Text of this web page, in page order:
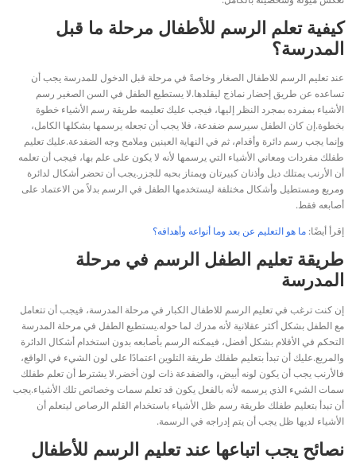
كيفية تعلم الرسم للأطفال مرحلة ما قبل
المدرسة؟
عند تعليم الرسم للاطفال الصغار وخاصةً في مرحلة قبل الدخول للمدرسة يجب أن
تساعده عن طريق إحضار نماذج ليقلدها.لا يستطيع الطفل في السن الصغير رسم
الأشياء بمفرده بمجرد النظر إليها، فيجب عليك تعليمه طريقة رسم الأشياء خطوة
بخطوة.إن كان الطفل سيرسم ضفدعة، فلا يجب أن تجعله يرسمها بشكلها الكامل،
وإنما يجب رسم دائرة وأقدام، ثم في النهاية العينين وملامح وجه الضفدعة.عليك تعليم
طفلك مفردات ومعاني الأشياء التي يرسمها لأنه لا يكون على علم بها، فيجب أن تعلمه
أن الأرنب يمتلك ديل وأذنان كبيرتان ويمتاز بحبه للجزر.يجب أن تحضر أشكال لدائرة
ومربع ومستطيل وأشكال مختلفة ليستخدمها الطفل في الرسم بدلاً من الاعتماد على
أصابعه فقط.
إقرأ أيضًا: ما هو التعليم عن بعد وما أنواعه وأهدافه؟
طريقة تعليم الطفل الرسم في مرحلة
المدرسة
إن كنت ترغب في تعليم الرسم للاطفال الكبار في مرحلة المدرسة، فيجب أن تتعامل
مع الطفل بشكل أكثر عقلانية لأنه مدرك لما حوله.يستطيع الطفل في مرحلة المدرسة
التحكم في الأقلام بشكل أفضل، فيمكنه الرسم بأصابعه بدون استخدام أشكال الدائرة
والمربع.عليك أن تبدأ بتعليم طفلك طريقة التلوين اعتمادًا على لون الشيء في الواقع،
فالأرنب يجب أن يكون لونه أبيض، والضفدعة ذات لون أخضر.لا يشترط أن تعلم طفلك
سمات الشيء الذي يرسمه لأنه بالفعل يكون قد تعلم سمات وخصائص تلك الأشياء.يجب
أن تبدأ بتعليم طفلك طريقة رسم ظل الأشياء باستخدام القلم الرصاص ليتعلم أن
الأشياء لديها ظل يجب أن يتم إدراجه في الرسمة.
نصائح يجب اتباعها عند تعليم الرسم للأطفال